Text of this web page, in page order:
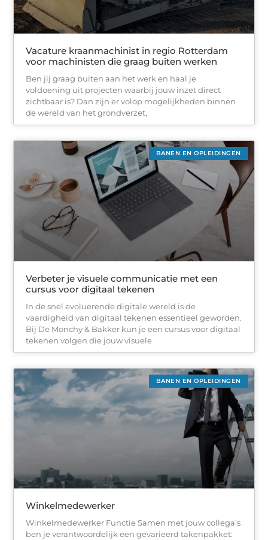
Vacature kraanmachinist in regio Rotterdam
voor machinisten die graag buiten werken
Ben jij graag buiten aan het werk en haal je
voldoening uit projecten waarbij jouw inzet direct
zichtbaar is? Dan zijn er volop mogelijkheden binnen
de wereld van het grondverzet,
BANEN EN OPLEIDINGEN
Verbeter je visuele communicatie met een
cursus voor digitaal tekenen
In de snel evoluerende digitale wereld is de
vaardigheid van digitaal tekenen essentieel geworden.
Bij De Monchy & Bakker kun je een cursus voor digitaal
tekenen volgen die jouw visuele
BANEN EN OPLEIDINGEN
Winkelmedewerker
Winkelmedewerker Functie Samen met jouw collega’s
ben je verantwoordelijk een gevarieerd takenpakket: